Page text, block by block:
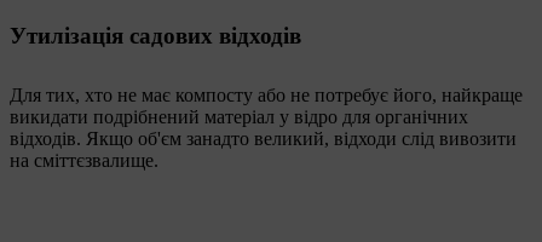
Утилізація садових відходів
Для тих, хто не має компосту або не потребує його, найкраще
викидати подрібнений матеріал у відро для органічних
відходів. Якщо об'єм занадто великий, відходи слід вивозити
на сміттєзвалище.